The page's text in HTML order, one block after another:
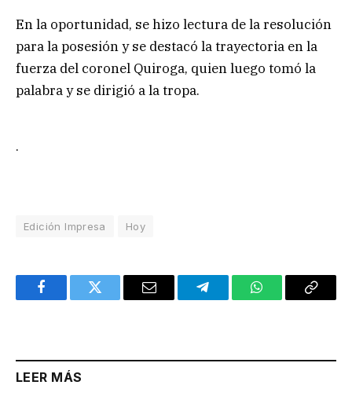
En la oportunidad, se hizo lectura de la resolución
para la posesión y se destacó la trayectoria en la
fuerza del coronel Quiroga, quien luego tomó la
palabra y se dirigió a la tropa.
.
Edición Impresa Hoy
FacebookTwitter Email TelegramWhatsAppCopy
LEER MÁS